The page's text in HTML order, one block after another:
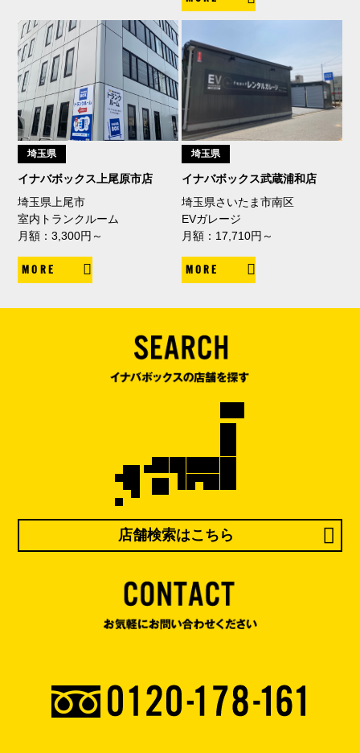
埼玉県
イナバボックス上尾原市店
埼玉県上尾市
室内トランクルーム
月額：3,300円～
MORE
埼玉県
イナバボックス武蔵浦和店
埼玉県さいたま市南区
EVガレージ
月額：17,710円～
MORE
店舗検索はこちら